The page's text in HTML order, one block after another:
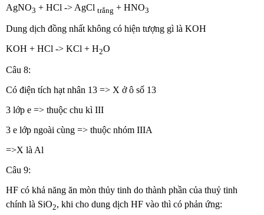
AgNO3 + HCl -> AgCl trắng + HNO3
Dung dịch đồng nhất không có hiện tượng gì là KOH
KOH + HCl -> KCl + H2O
Câu 8:
Có điện tích hạt nhân 13 => X ở ô số 13
3 lớp e => thuộc chu kì III
3 e lớp ngoài cùng => thuộc nhóm IIIA
=>X là Al
Câu 9:
HF có khả năng ăn mòn thủy tinh do thành phần của thuỷ tinh
chính là SiO2, khi cho dung dịch HF vào thì có phản ứng: